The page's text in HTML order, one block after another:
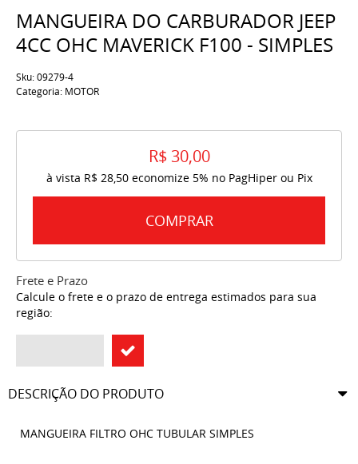
MANGUEIRA DO CARBURADOR JEEP
4CC OHC MAVERICK F100 - SIMPLES
Sku:09279-4
Categoria: MOTOR
R$ 30,00
à vista R$ 28,50economize 5% no PagHiper ou Pix
COMPRAR
Frete e Prazo
Calcule o frete e o prazo de entrega estimados para sua
região:
DESCRIÇÃO DO PRODUTO
MANGUEIRA FILTRO OHC TUBULAR SIMPLES